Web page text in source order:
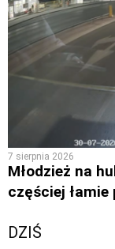
7 sierpnia 2026
Młodzież na
częściej łamie
DZIŚ